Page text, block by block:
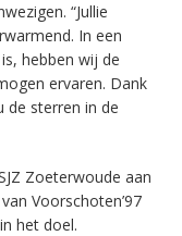
“Jullie
In een
hebben wij de
ervaren. Dank
de sterren in de
Zoeterwoude aan
Voorschoten’97
het doel.